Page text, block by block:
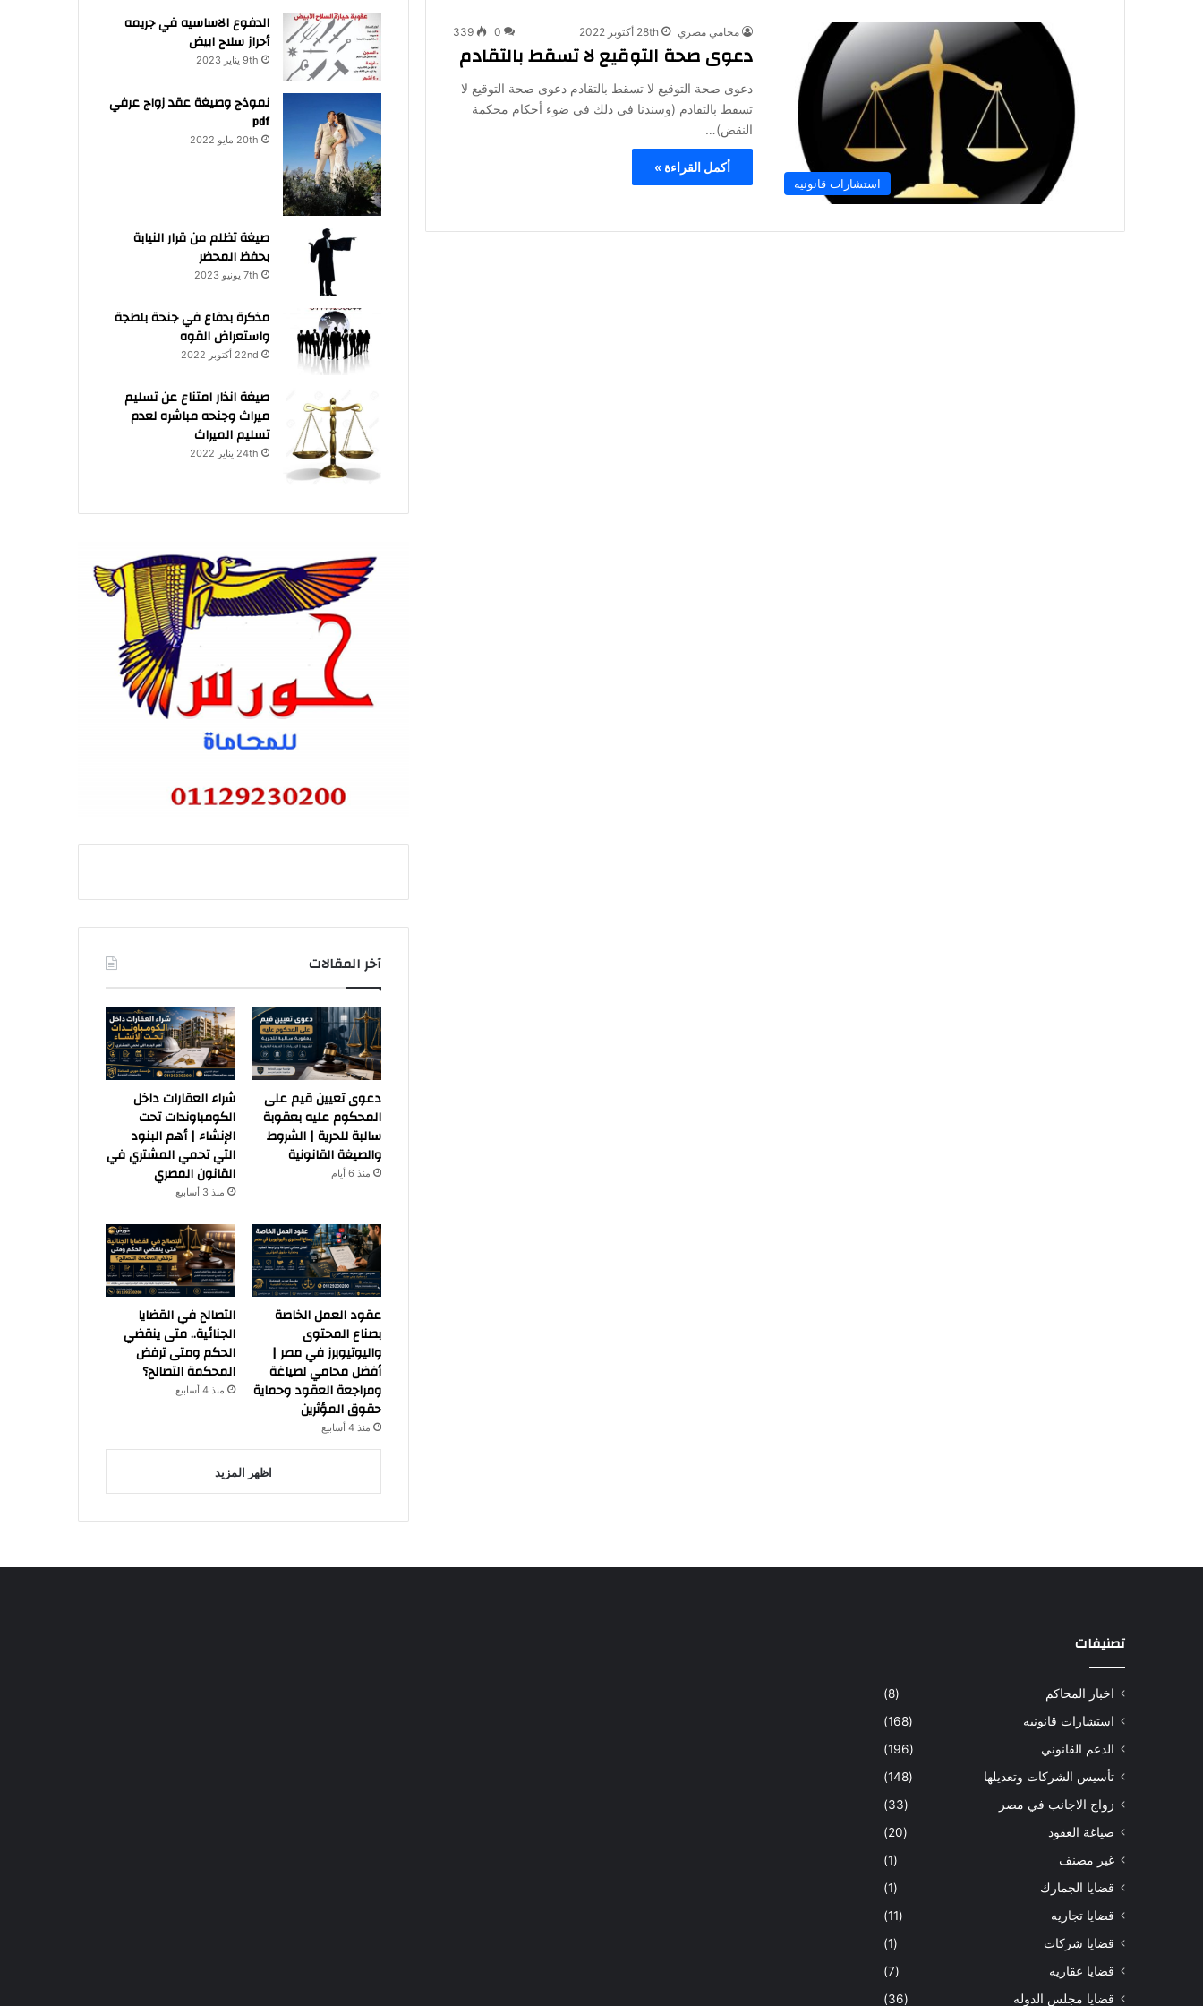
استشارات قانونيه
محامي مصري 28th أكتوبر 2022 0
339
دعوى صحة التوقيع لا تسقط بالتقادم
دعوى صحة التوقيع لا تسقط بالتقادم دعوى صحة التوقيع لا
تسقط بالتقادم (وسندنا في ذلك في ضوء أحكام محكمة
النقض)…
أكمل القراءة »
الدفوع الاساسيه في جريمه
أحراز سلاح ابيض
9th يناير 2023
نموذج وصيغة عقد زواج عرفي
pdf
20th مايو 2022
صيغة تظلم من قرار النيابة
بحفظ المحضر
7th يونيو 2023
مذكرة بدفاع في جنحة بلطجة
واستعراض القوه
22nd أكتوبر 2022
صيغة انذار امتناع عن تسليم
ميراث وجنحه مباشره لعدم
تسليم الميراث
24th يناير 2022
آخر المقالات
دعوى تعيين قيم على
المحكوم عليه بعقوبة
سالبة للحرية | الشروط
والصيغة القانونية
منذ 6 أيام
شراء العقارات داخل
الكومباوندات تحت
الإنشاء | أهم البنود
التي تحمي المشتري في
القانون المصري
منذ 3 أسابيع
عقود العمل الخاصة
بصناع المحتوى
واليوتيوبرز في مصر |
أفضل محامي لصياغة
ومراجعة العقود وحماية
حقوق المؤثرين
منذ 4 أسابيع
التصالح في القضايا
الجنائية.. متى ينقضي
الحكم ومتى ترفض
المحكمة التصالح؟
منذ 4 أسابيع
اظهر المزيد
تصنيفات
اخبار المحاكم
(8)
استشارات قانونيه
(168)
الدعم القانوني
(196)
تأسيس الشركات وتعديلها
(148)
زواج الاجانب في مصر
(33)
صياغة العقود
(20)
غير مصنف
(1)
قضايا الجمارك
(1)
قضايا تجاريه
(11)
قضايا شركات
(1)
قضايا عقاريه
(7)
قضايا مجلس الدوله
(36)